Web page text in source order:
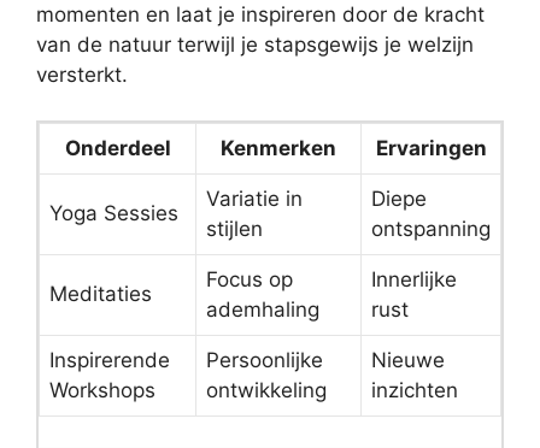
momenten en laat je inspireren door de kracht
van de natuur terwijl je stapsgewijs je welzijn
versterkt.
Onderdeel Kenmerken Ervaringen
Yoga Sessies
Variatie in
stijlen
Diepe
ontspanning
Meditaties
Focus op
ademhaling
Innerlijke
rust
Inspirerende
Workshops
Persoonlijke
ontwikkeling
Nieuwe
inzichten